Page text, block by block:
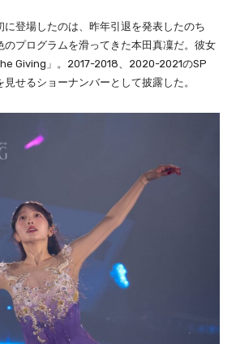
に登場したのは、昨年引退を発表したのち
のプログラムを滑ってきた本田真凜だ。彼女
Giving」。2017-2018、2020-2021のSP
せるショーナンバーとして披露した。